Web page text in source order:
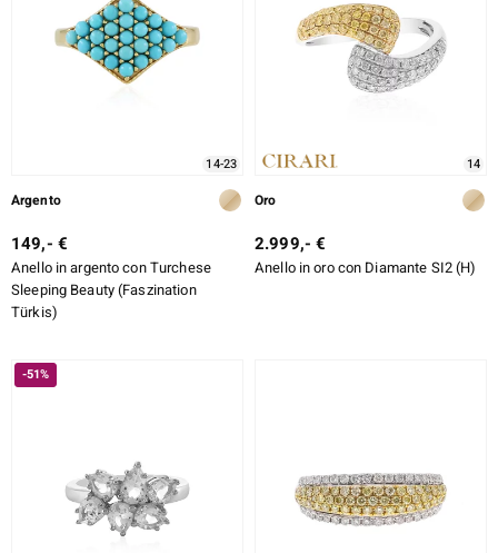
14-23
Argento
149,- €
Anello in argento con Turchese
Sleeping Beauty (Faszination
Türkis)
14
Oro
2.999,- €
Anello in oro con Diamante SI2 (H)
-51%